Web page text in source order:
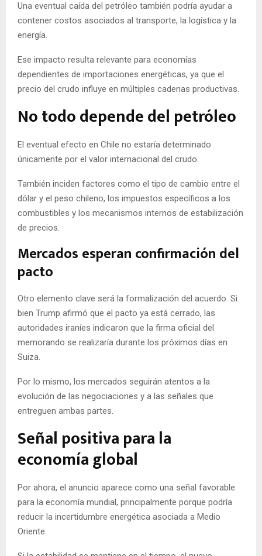
Una eventual caída del petróleo también podría ayudar a
contener costos asociados al transporte, la logística y la
energía.
Ese impacto resulta relevante para economías
dependientes de importaciones energéticas, ya que el
precio del crudo influye en múltiples cadenas productivas.
No todo depende del petróleo
El eventual efecto en Chile no estaría determinado
únicamente por el valor internacional del crudo.
También inciden factores como el tipo de cambio entre el
dólar y el peso chileno, los impuestos específicos a los
combustibles y los mecanismos internos de estabilización
de precios.
Mercados esperan confirmación del
pacto
Otro elemento clave será la formalización del acuerdo. Si
bien Trump afirmó que el pacto ya está cerrado, las
autoridades iraníes indicaron que la firma oficial del
memorando se realizaría durante los próximos días en
Suiza.
Por lo mismo, los mercados seguirán atentos a la
evolución de las negociaciones y a las señales que
entreguen ambas partes.
Señal positiva para la
economía global
Por ahora, el anuncio aparece como una señal favorable
para la economía mundial, principalmente porque podría
reducir la incertidumbre energética asociada a Medio
Oriente.